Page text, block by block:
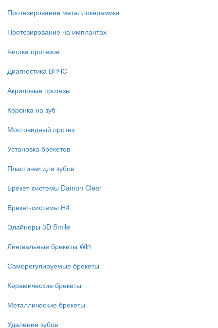
Протезирование металлокерамика
Протезирование на имплантах
Чистка протезов
Диагностика ВНЧС
Акриловые протезы
Коронка на зуб
Мостовидный протез
Установка брекетов
Пластинки для зубов
Брекет-системы Damon Clear
Брекет-системы H4
Элайнеры 3D Smile
Лингвальные брекеты Win
Саморегулируемые брекеты
Керамические брекеты
Металлические брекеты
Удаление зубов